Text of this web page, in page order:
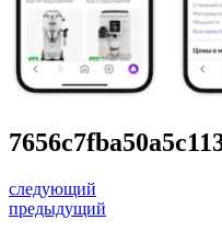
следующий
предыдущий